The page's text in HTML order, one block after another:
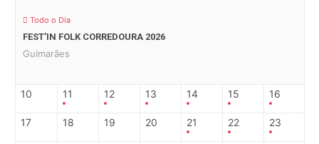
Todo o Dia
FEST’IN FOLK CORREDOURA 2026
Guimarães
10 11 12 13 14 15 16
17 18 19 20 21 22 23